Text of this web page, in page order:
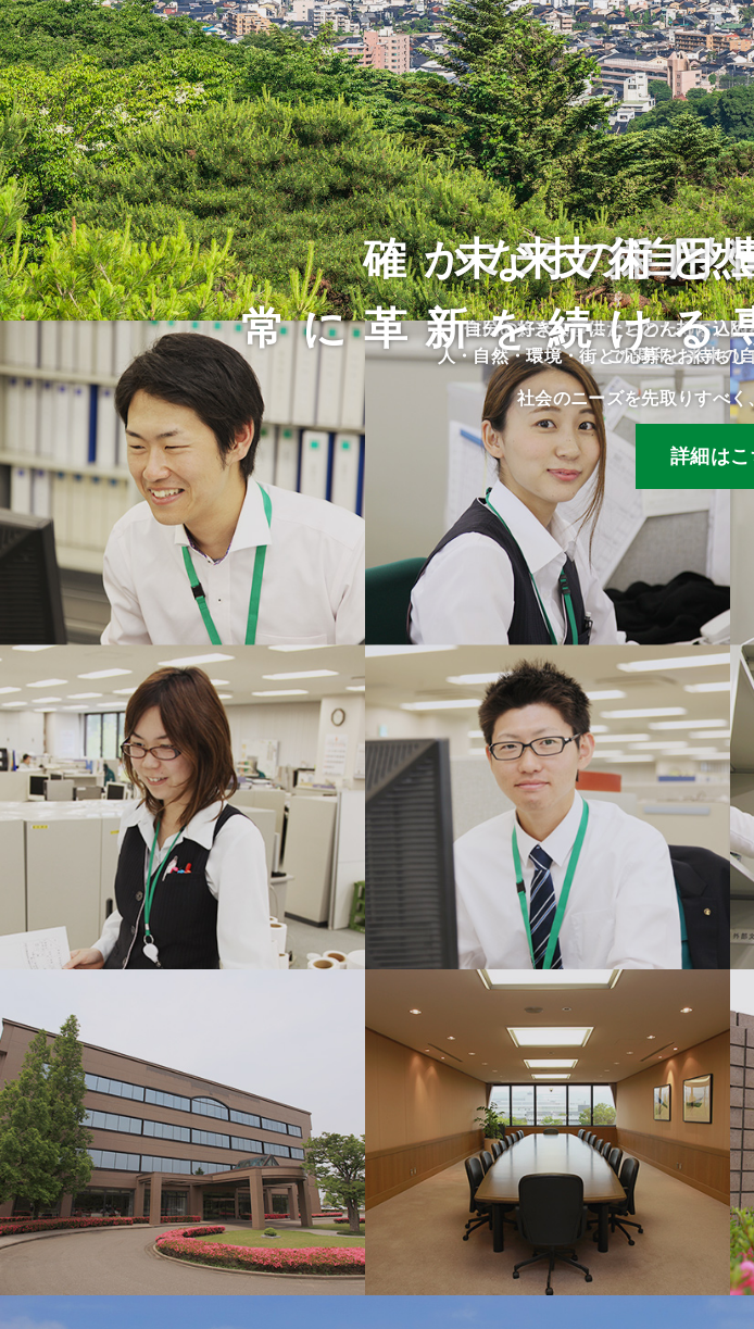
未来の自
住民や将来の子供たちのために、
人・自然・環境・街との調和と未来の
詳細はこ
採用
自分の好きな事にとことん打ち込
ご応募をお待ちし
詳細はこ
確かな技術と
常に革新を続ける
社会のニーズを先取りすべ